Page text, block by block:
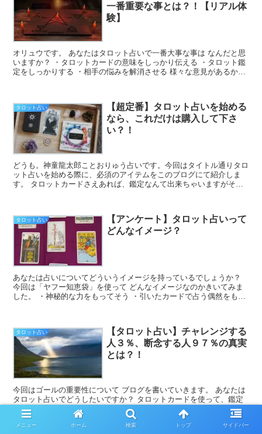
一番重要な事とは？！【リアル体
験】
オリュウです。 あなたはタロット占いで一番大事な事は なんだと思
いますか？ ・タロットカードの意味をしっかり伝える ・タロット鑑
定をしっかりする ・相手の悩みを解消させる 様々な意見があるかと
タロット占い
【超定番】タロット占いを始める
なら、これだけは購入して下さ
い？！
どうも。神童龍太郎ことおりゅう占いです。今回はタイトル通りタロ
ット占いを始める際に、必須のアイテムをこのブログにて紹介しま
す。 タロットカードさえあれば、鑑定なんて出来ちゃいますがそれ
タロット占い
【アンケート】タロット占いって
どんなイメージ？
あなたは占いについてどういうイメージを持っているでしょうか？
今回は「ヤフー知恵袋」を使って どんなイメージなのかきいてみま
した。 ・神秘的な力をもってそう ・引いたカードで占う偶然をもと
タロット占い
【タロット占い】チャレンジする
人３％、断念する人９７％の真実
とは？！
今回はゴールの重要性について ブログを書いていきます。 あなたは
タロット占いでどうしたいですか？ タロットカードを使って、鑑定
して、誰かの役に立ちたい... タロットカードを使...
メニュー ホーム 検索 トップ サイドバー